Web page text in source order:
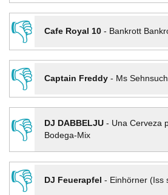
👎
Cafe Royal 10- Bankrott
👎
Captain Freddy- Ms
👎
DJ DABBELJU- Una Cerveza
Bodega-Mix
👎
DJ Feuerapfel - Einhörner (Iss